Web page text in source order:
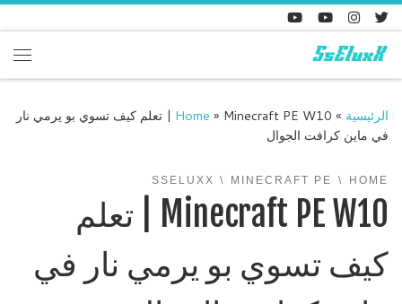
Skip to content
الرئيسية »
Home »
Minecraft PE W10 | تعلم كيف تسوي بو يرمي نار
في ماين كرافت الجوال
HOME
MINECRAFT PE
SSELUXX
Minecraft PE W10 | تعلم
كيف تسوي بو يرمي نار في